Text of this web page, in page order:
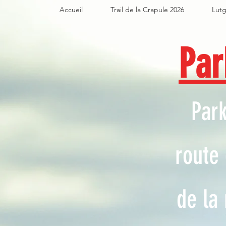
Accueil Trail de la Crapule 2026
de la